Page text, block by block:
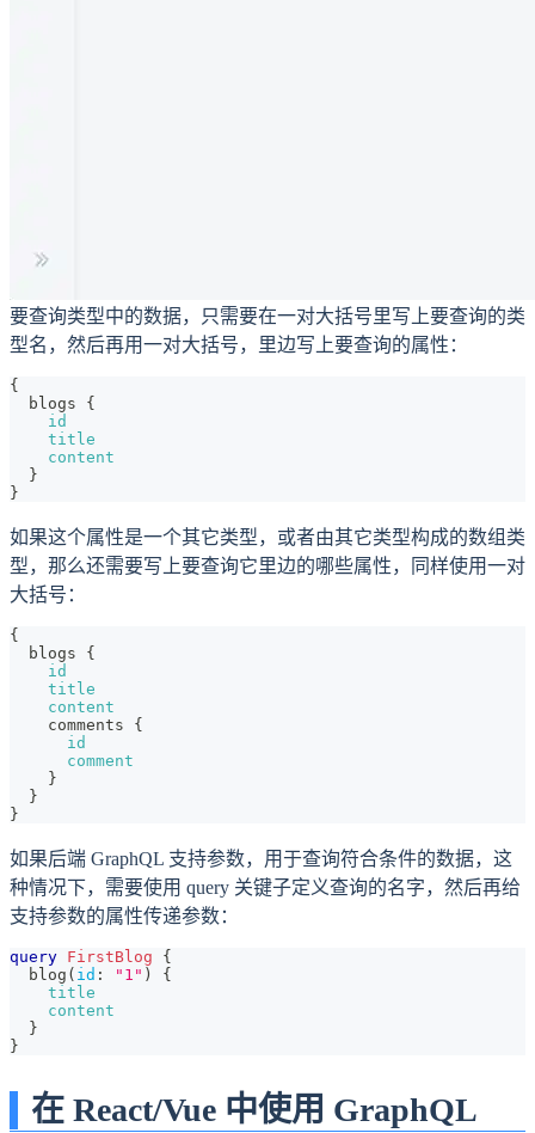
要查询类型中的数据，只需要在一对大括号里写上要查询的类
型名，然后再用一对大括号，里边写上要查询的属性：
{
blogs
{
id
title
content
}
}
如果这个属性是一个其它类型，或者由其它类型构成的数组类
型，那么还需要写上要查询它里边的哪些属性，同样使用一对
大括号：
{
blogs
{
id
title
content
comments
{
id
comment
}
}
}
如果后端 GraphQL 支持参数，用于查询符合条件的数据，这
种情况下，需要使用 query 关键子定义查询的名字，然后再给
支持参数的属性传递参数：
query FirstBlog
{
blog ( id : "1" )
{
title
content
}
}
在 React/Vue 中使用 GraphQL